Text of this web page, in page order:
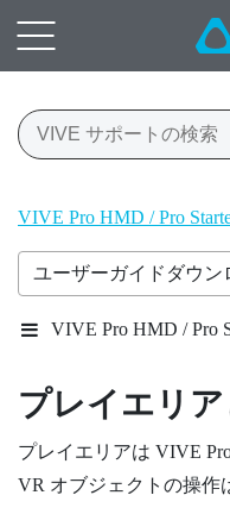
VIVE Pro HMD / Pro
ユーザーガイドダウン
VIVE Pro HMD / Pro
プレイエリア
プレイエリアは VIVE
VR オブジェクトの操作